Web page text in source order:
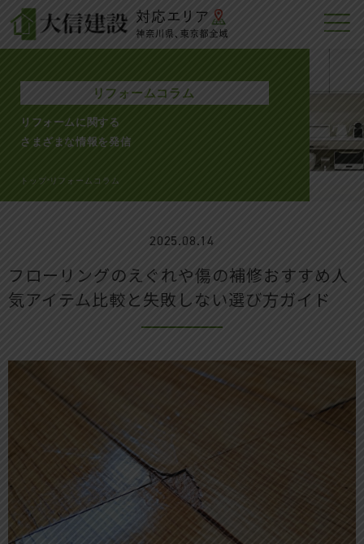
リフォームコラム
リフォームに関する
さまざまな情報を発信
トップ >リフォームコラム
2025.08.14
フローリングのえぐれや傷の補修おすすめ人
気アイテム比較と失敗しない選び方ガイド